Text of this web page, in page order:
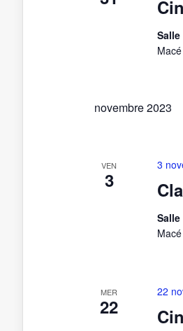
Macé
novembre 2023
VEN
3
3
Macé
MER
22
22